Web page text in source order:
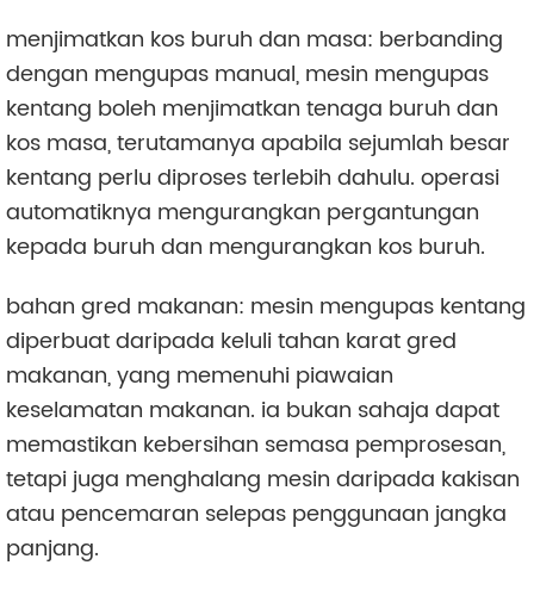
menjimatkan kos buruh dan masa: berbanding
dengan mengupas manual, mesin mengupas
kentang boleh menjimatkan tenaga buruh dan
kos masa, terutamanya apabila sejumlah besar
kentang perlu diproses terlebih dahulu. operasi
automatiknya mengurangkan pergantungan
kepada buruh dan mengurangkan kos buruh.
bahan gred makanan: mesin mengupas kentang
diperbuat daripada keluli tahan karat gred
makanan, yang memenuhi piawaian
keselamatan makanan. ia bukan sahaja dapat
memastikan kebersihan semasa pemprosesan,
tetapi juga menghalang mesin daripada kakisan
atau pencemaran selepas penggunaan jangka
panjang.